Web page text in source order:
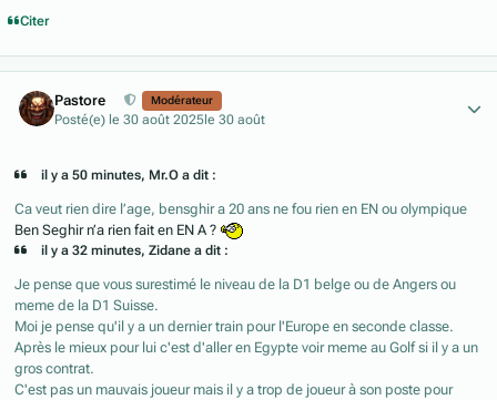
Citer
Pastore Modérateur
Posté(e) le 30 août 2025 le 30 août
il y a 50 minutes, Mr.O a dit :
Ca veut rien dire l’age, bensghir a 20 ans ne fou rien en EN ou olympique
Ben Seghir n’a rien fait en EN A ?
il y a 32 minutes, Zidane a dit :
Je pense que vous surestimé le niveau de la D1 belge ou de Angers ou
meme de la D1 Suisse.
Moi je pense qu'il y a un dernier train pour l'Europe en seconde classe.
Après le mieux pour lui c'est d'aller en Egypte voir meme au Golf si il y a un
gros contrat.
C'est pas un mauvais joueur mais il y a trop de joueur à son poste pour